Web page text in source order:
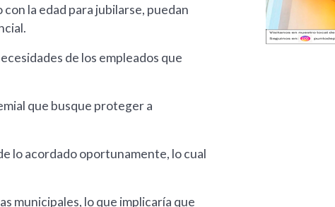
la edad para jubilarse, puedan
de los empleados que
que busque proteger a
lo acordado oportunamente, lo cual
municipales, lo que implicaría que